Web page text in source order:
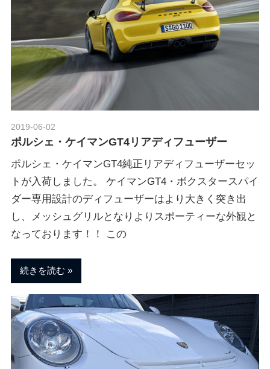
2019-06-02
ポルシェ・ケイマンGT4リアディフューザー
ポルシェ・ケイマンGT4純正リアディフューザーセッ
トが入荷しました。 ケイマンGT4・ボクスタースパイ
ダー専用設計のディフューザーはより大きく突き出
し、メッシュグリルとなりよりスポーティーな外観と
なっております！！ この
続きを読む